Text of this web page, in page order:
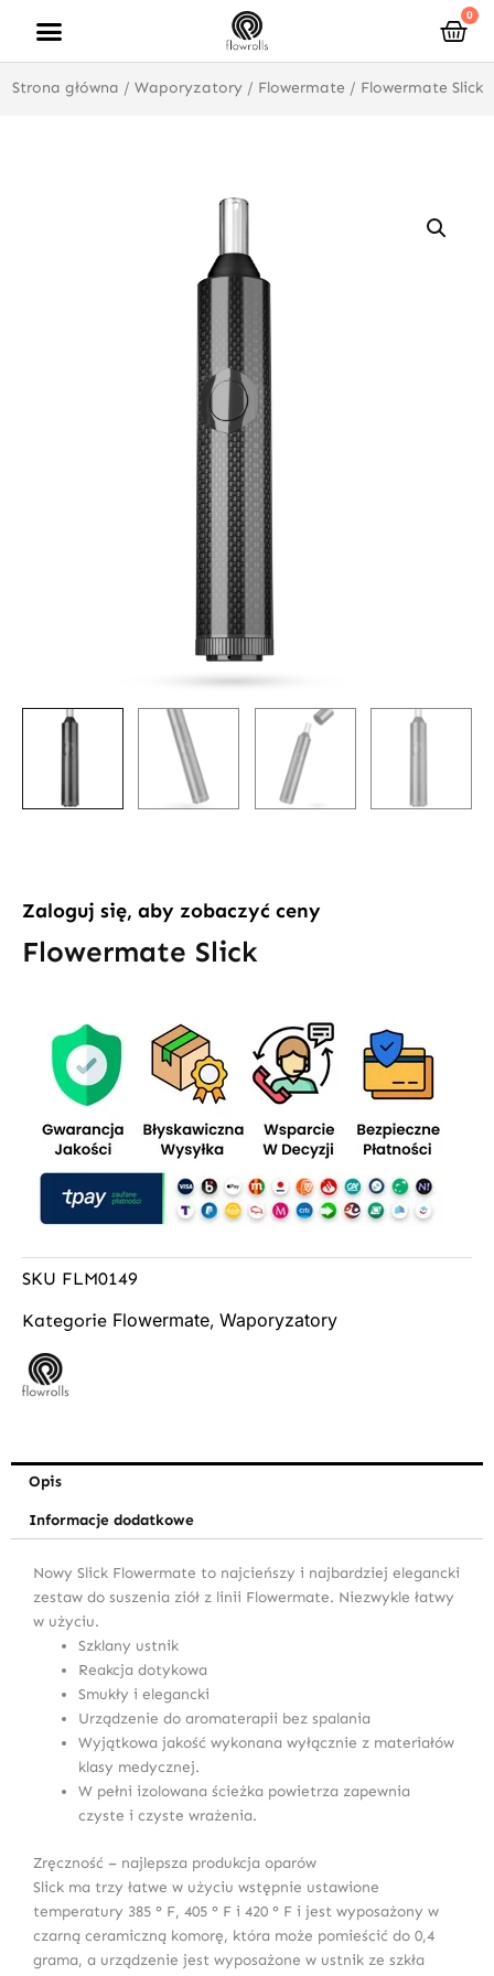
treści
0
Strona główna / Waporyzatory/ Flowermate / Flowermate Slick
Zaloguj się, aby zobaczyć ceny
Flowermate Slick
SKU FLM0149
Kategorie Flowermate, Waporyzatory
Opis
Informacje dodatkowe
Nowy Slick Flowermate to najcieńszy i najbardziej elegancki
zestaw do suszenia ziół z linii Flowermate. Niezwykle łatwy
w użyciu.
Szklany ustnik
Reakcja dotykowa
Smukły i elegancki
Urządzenie do aromaterapii bez spalania
Wyjątkowa jakość wykonana wyłącznie z materiałów
klasy medycznej.
W pełni izolowana ścieżka powietrza zapewnia
czyste i czyste wrażenia.
Zręczność – najlepsza produkcja oparów
Slick ma trzy łatwe w użyciu wstępnie ustawione
temperatury 385 ° F, 405 ° F i 420 ° F i jest wyposażony w
czarną ceramiczną komorę, która może pomieścić do 0,4
grama, a urządzenie jest wyposażone w ustnik ze szkła